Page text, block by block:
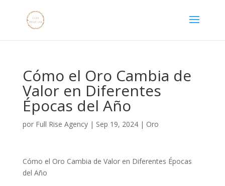
Cómo el Oro Cambia de
Valor en Diferentes
Épocas del Año
por Full Rise Agency| Sep 19, 2024| Oro
Cómo el Oro Cambia de Valor en Diferentes Épocas
del Año